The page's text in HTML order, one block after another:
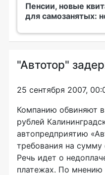
Пенсии, новые
для самозанятых:
"Автотор"
25 сентября 2007,
Компанию обвиняют
рублей
автопредприятию
требования на
Речь идет о
платежах. По мнению